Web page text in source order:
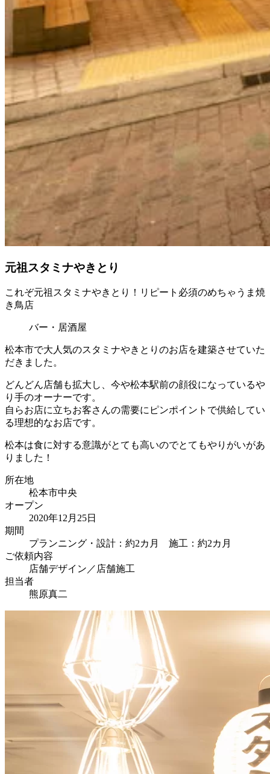
元祖スタミナやきとり
これぞ元祖スタミナやきとり！リピート必須のめちゃうま焼
き鳥店
バー・居酒屋
松本市で大人気のスタミナやきとりのお店を建築させていた
だきました。
どんどん店舗も拡大し、今や松本駅前の顔役になっているや
り手のオーナーです。
自らお店に立ちお客さんの需要にピンポイントで供給してい
る理想的なお店です。
松本は食に対する意識がとても高いのでとてもやりがいがあ
りました！
所在地
松本市中央
オープン
2020年12月25日
期間
プランニング・設計：約2カ月 施工：約2カ月
ご依頼内容
店舗デザイン／店舗施工
担当者
熊原真二